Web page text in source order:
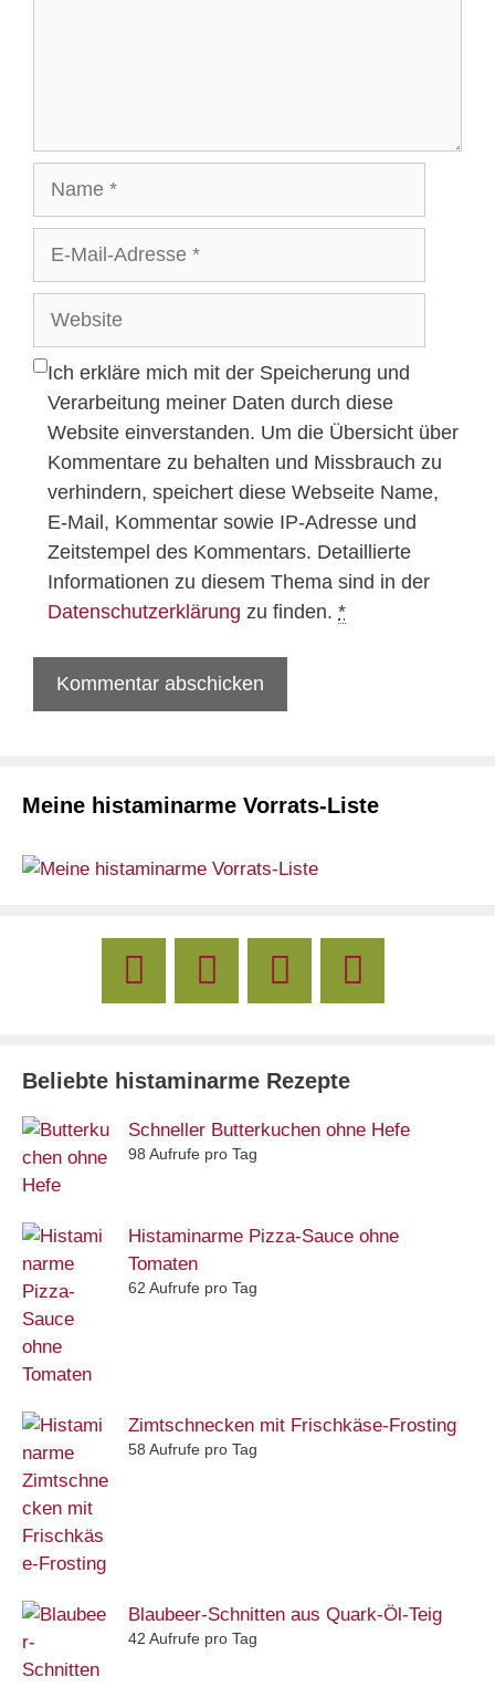
Adresse
Ich erkläre mich mit der Speicherung und
Verarbeitung meiner Daten durch diese
Website einverstanden. Um die Übersicht über
Kommentare zu behalten und Missbrauch zu
verhindern, speichert diese Webseite Name,
E-Mail, Kommentar sowie IP-Adresse und
Zeitstempel des Kommentars. Detaillierte
Informationen zu diesem Thema sind in der
Datenschutzerklärung zu finden. *
Meine histaminarme Vorrats-Liste
Beliebte histaminarme Rezepte
Schneller Butterkuchen ohne Hefe
98 Aufrufe pro Tag
Histaminarme Pizza-Sauce ohne
Tomaten
62 Aufrufe pro Tag
Zimtschnecken mit Frischkäse-Frosting
58 Aufrufe pro Tag
Blaubeer-Schnitten aus Quark-Öl-Teig
42 Aufrufe pro Tag